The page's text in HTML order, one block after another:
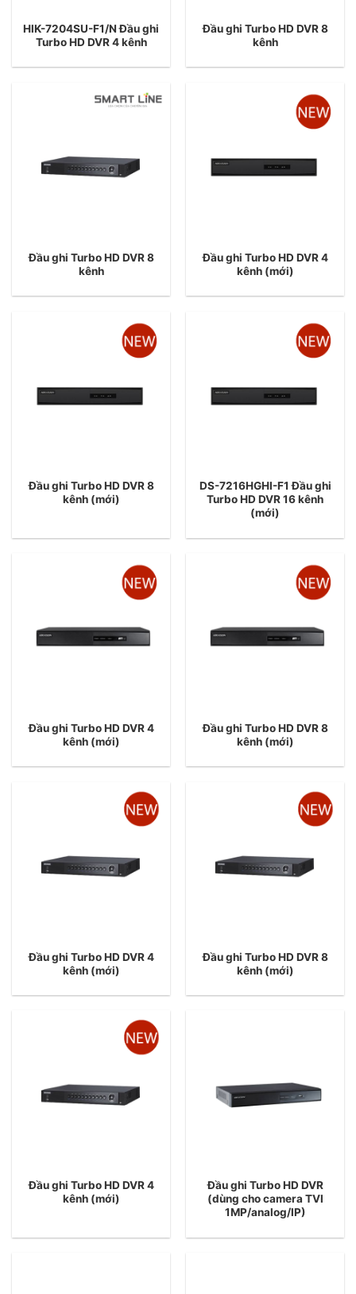
HIK-7204SU-F1/N Đầu ghi
Turbo HD DVR 4 kênh
Đầu ghi Turbo HD DVR 8
kênh
Đầu ghi Turbo HD DVR 8
kênh
Đầu ghi Turbo HD DVR 4
kênh (mới)
Đầu ghi Turbo HD DVR 8
kênh (mới)
DS-7216HGHI-F1 Đầu ghi
Turbo HD DVR 16 kênh
(mới)
Đầu ghi Turbo HD DVR 4
kênh (mới)
Đầu ghi Turbo HD DVR 8
kênh (mới)
Đầu ghi Turbo HD DVR 4
kênh (mới)
Đầu ghi Turbo HD DVR 8
kênh (mới)
Đầu ghi Turbo HD DVR 4
kênh (mới)
Đầu ghi Turbo HD DVR
(dùng cho camera TVI
1MP/analog/IP)